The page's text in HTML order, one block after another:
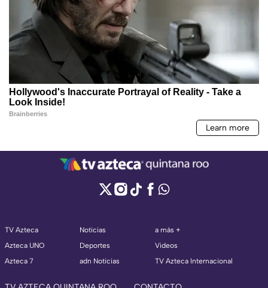
TV Azteca
Azteca UNO
Azteca 7
Noticias
Deportes
adn Noticias
a más +
Videos
TV Azteca Internacional